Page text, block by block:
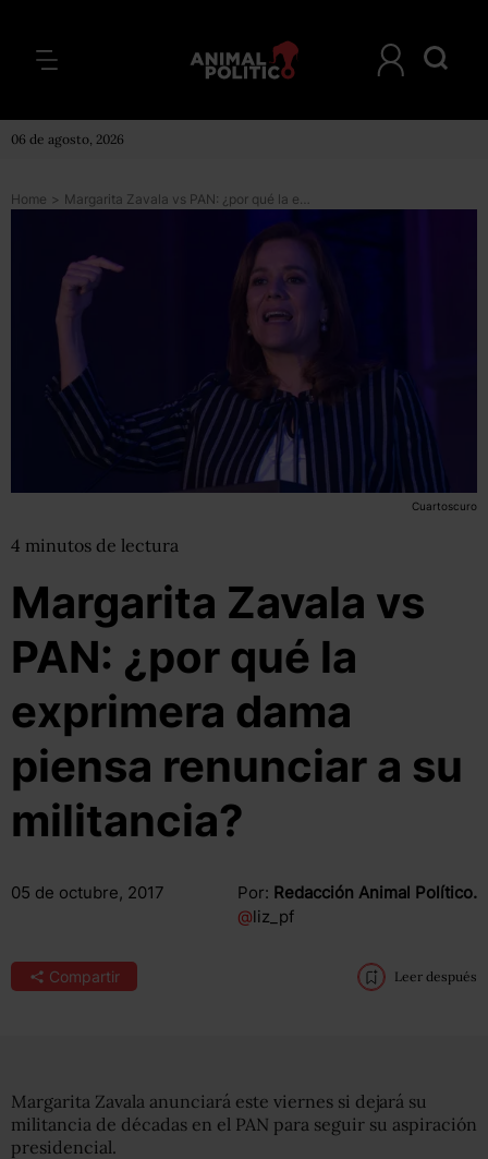
06 de agosto, 2026
Home > Margarita Zavala vs PAN: ¿por qué la exprimera dama piensa renunciar a su militancia?
Cuartoscuro
4 minutos de lectura
Margarita Zavala vs
PAN: ¿por qué la
exprimera dama
piensa renunciar a su
militancia?
05 de octubre, 2017 Por: Redacción Animal Político.
@liz_pf
Compartir Leer después
Margarita Zavala anunciará este viernes si dejará su
militancia de décadas en el PAN para seguir su aspiración
presidencial.